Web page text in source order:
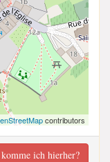
contributors
ich hierher?